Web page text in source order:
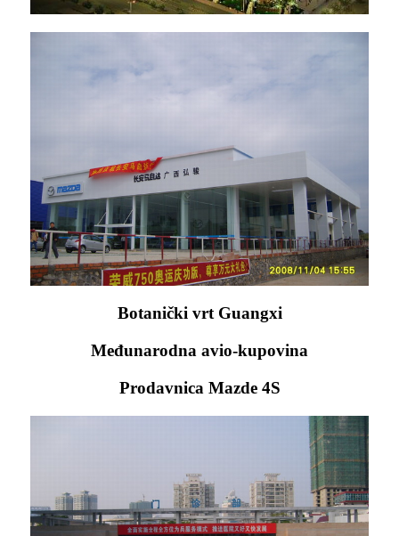
Botanički vrt Guangxi
Međunarodna avio-kupovina
Prodavnica Mazde 4S